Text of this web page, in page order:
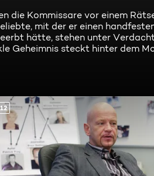
die Kommissare vor einem
mit der er einen
hätte, stehen unter
Geheimnis steckt hinter dem
12